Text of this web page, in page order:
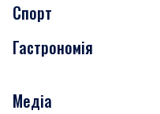
Завтра
Субота
Медицина
Краса
Спорт
Гастрономія
Рецепти
Медіа